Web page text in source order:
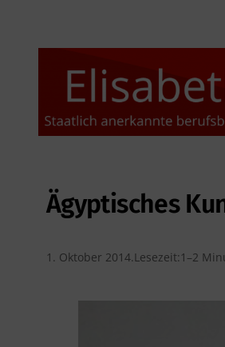
Ägyptisches
1. Oktober 2014.Lesezeit: 1–2